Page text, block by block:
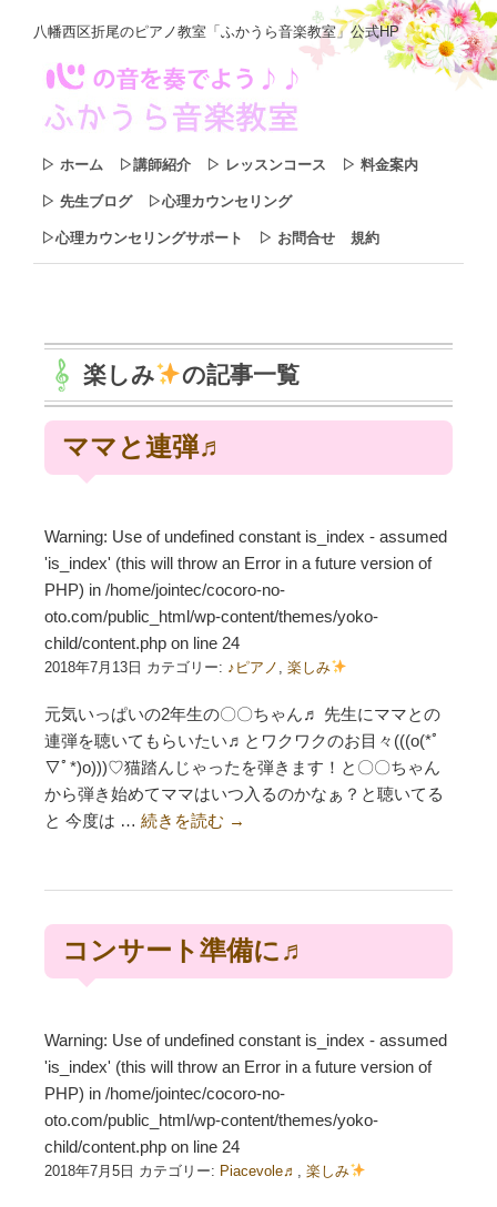
八幡西区折尾のピアノ教室「ふかうら音楽教室」公式HP
▷ ホーム ▷講師紹介 ▷ レッスンコース ▷ 料金案内
▷ 先生ブログ ▷心理カウンセリング
▷心理カウンセリングサポート ▷ お問合せ 規約
楽しみ の記事一覧
ママと連弾♬
Warning: Use of undefined constant is_index - assumed
'is_index' (this will throw an Error in a future version of
PHP) in /home/jointec/cocoro-no-
oto.com/public_html/wp-content/themes/yoko-
child/content.php on line 24
2018年7月13日 カテゴリー: ♪ピアノ , 楽しみ
元気いっぱいの2年生の〇〇ちゃん♬ 先生にママとの
連弾を聴いてもらいたい♬とワクワクのお目々(((o(*ﾟ
▽ﾟ*)o)))♡猫踏んじゃったを弾きます！と〇〇ちゃん
から弾き始めてママはいつ入るのかなぁ？と聴いてる
と 今度は … 続きを読む →
コンサート準備に♬
Warning: Use of undefined constant is_index - assumed
'is_index' (this will throw an Error in a future version of
PHP) in /home/jointec/cocoro-no-
oto.com/public_html/wp-content/themes/yoko-
child/content.php on line 24
2018年7月5日 カテゴリー: Piacevole♬ , 楽しみ